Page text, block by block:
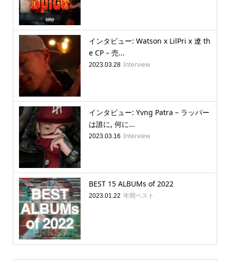
インタビュー: Watson x LilPri x 遼 th
e CP – 売...
2023.03.28 Interview
インタビュー: Yvng Patra – ラッパー
は誰に, 何に...
2023.03.16 Interview
BEST 15 ALBUMs of 2022
2023.01.22 年間ベスト